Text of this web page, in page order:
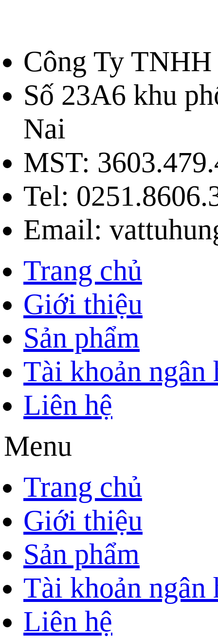
Công Ty
Số 23A6 khu
Nai
MST:
Tel:
Email:
Trang chủ
Giới thiệu
Sản phẩm
Tài khoản ngân
Liên hệ
Menu
Trang chủ
Giới thiệu
Sản phẩm
Tài khoản ngân
Liên hệ